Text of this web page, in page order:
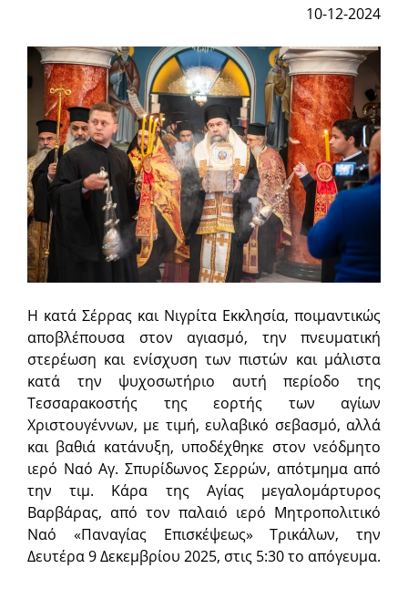
10-12-2024
Η κατά Σέρρας και Νιγρίτα Εκκλησία, ποιμαντικώς
αποβλέπουσα στον αγιασμό, την πνευματική
στερέωση και ενίσχυση των πιστών και μάλιστα
κατά την ψυχοσωτήριο αυτή περίοδο της
Τεσσαρακοστής της εορτής των αγίων
Χριστουγέννων, με τιμή, ευλαβικό σεβασμό, αλλά
και βαθιά κατάνυξη, υποδέχθηκε στον νεόδμητο
ιερό Ναό Αγ. Σπυρίδωνος Σερρών, απότμημα από
την τιμ. Κάρα της Αγίας μεγαλομάρτυρος
Βαρβάρας, από τον παλαιό ιερό Μητροπολιτικό
Ναό «Παναγίας Επισκέψεως» Τρικάλων, την
Δευτέρα 9 Δεκεμβρίου 2025, στις 5:30 το απόγευ­μα.